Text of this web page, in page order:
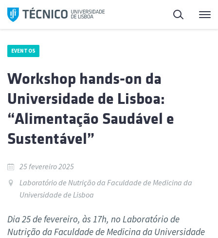
Saltar
para
Pesquisa
EVENTOS
Workshop hands-on da
Universidade de Lisboa:
“Alimentação Saudável e
Sustentável”
25 fevereiro 2025
Laboratório de Nutrição da Faculdade de Medicina da
Universidade de Lisboa
Dia 25 de fevereiro, às 17h, no Laboratório de
Nutrição da Faculdade de Medicina da Universidade